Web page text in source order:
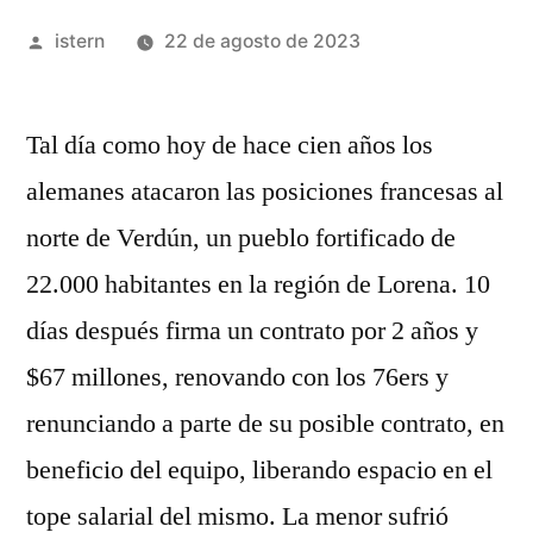
Publicado
istern 22 de agosto de 2023
Tal día como hoy de hace cien años los
alemanes atacaron las posiciones francesas al
norte de Verdún, un pueblo fortificado de
22.000 habitantes en la región de Lorena. 10
días después firma un contrato por 2 años y
$67 millones, renovando con los 76ers y
renunciando a parte de su posible contrato, en
beneficio del equipo, liberando espacio en el
tope salarial del mismo. La menor sufrió